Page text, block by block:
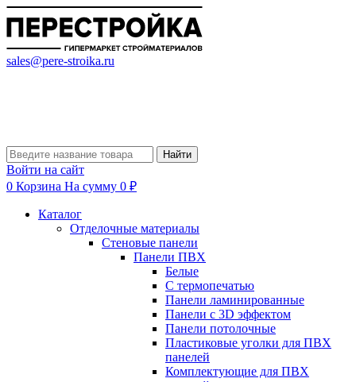
sales@pere-stroika.ru
Найти
Войти на сайт
0 Корзина На сумму 0 ₽
Каталог
Отделочные материалы
Стеновые панели
Панели ПВХ
Белые
С термопечатью
Панели ламинированные
Панели с 3D эффектом
Панели потолочные
Пластиковые уголки для ПВХ
панелей
Комплектующие для ПВХ